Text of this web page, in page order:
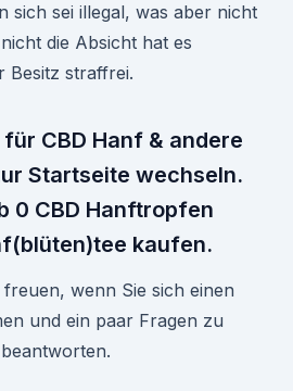
sich sei illegal, was aber nicht
die Absicht hat es
Besitz straffrei.
für CBD Hanf & andere
Startseite wechseln.
0 CBD Hanftropfen
kaufen.
wenn Sie sich einen
und ein paar Fragen zu